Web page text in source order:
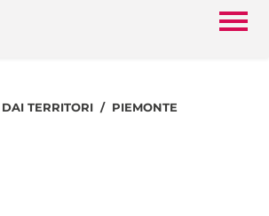
DAI TERRITORI PIEMONTE